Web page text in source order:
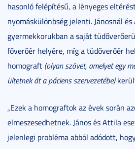
hasonló felépítésű, a lényeges
nyomáskülönbség jelenti. Jánosnál
gyermekkorukban a saját
főverőér helyére, míg a tüdőverőér
homograft (olyan szövet, amelyet egy
ültetnek át a páciens szervezetébe)
„Ezek a homograftok az évek során
elmeszesedhetnek. János és Attila
jelenlegi probléma abból adódott,